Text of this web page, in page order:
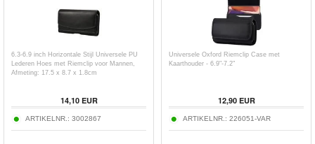
6.3-6.9 inch Horizontale Stijl Universele PU
Lederen Hoes met Riemclip voor Mannen,
Afmeting: 17.5 x 8.7 x 1.8cm
14,10EUR
ARTIKELNR.: 3002867
Universele Oxford Riemclip Case met
Kaarthouder - 6.9"-7.2"
12,90EUR
ARTIKELNR.: 226051-VAR